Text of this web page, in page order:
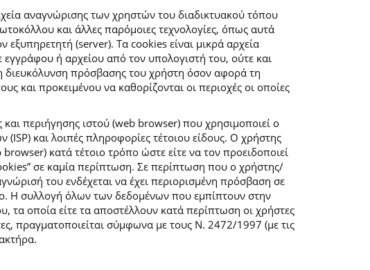
αναγνώρισης των χρηστών του διαδικτυακού τόπου
και άλλες παρόμοιες τεχνολογίες, όπως αυτά
(server). Τα cookies είναι μικρά αρχεία
ή αρχείου από τον υπολογιστή του, ούτε και
διευκόλυνση πρόσβασης του χρήστη όσον αφορά τη
και προκειμένου να καθορίζονται οι περιοχές οι οποίες
περιήγησης ιστού (web browser) που χρησιμοποιεί ο
και λοιπές πληροφορίες τέτοιου είδους. Ο χρήστης
κατά τέτοιο τρόπο ώστε είτε να τον προειδοποιεί
σε καμία περίπτωση. Σε περίπτωση που ο χρήστης/
του ενδέχεται να έχει περιορισμένη πρόσβαση σε
Η συλλογή όλων των δεδομένων που εμπίπτουν στην
οποία είτε τα αποστέλλουν κατά περίπτωση οι χρήστες
πραγματοποιείται σύμφωνα με τους Ν. 2472/1997 (με τις